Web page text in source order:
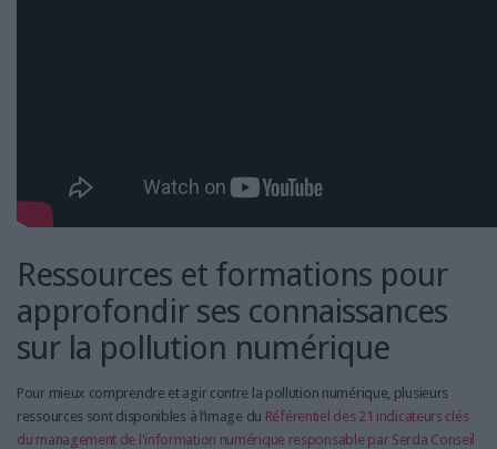
Ressources et formations pour
approfondir ses connaissances
sur la pollution numérique
Pour mieux comprendre et agir contre la pollution numérique, plusieurs
ressources sont disponibles à l’image du Référentiel des 21 indicateurs clés
du management de l'information numérique responsable par Serda Conseil